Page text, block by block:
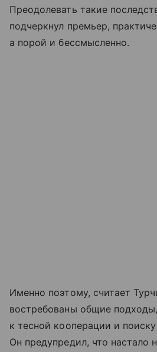
Преодолевать такие
подчеркнул премьер,
а порой и бессмысленно.
Именно поэтому, считает
востребованы общие
к тесной кооперации и
Он предупредил, что настало